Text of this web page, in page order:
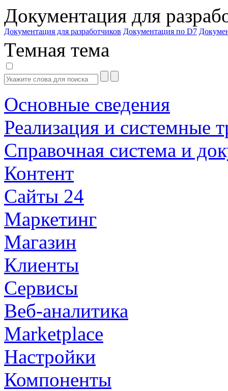
Документация для
Документация для разработчиков Документация по D7
Темная тема
Основные сведения
Реализация и системные
Справочная система и
Контент
Сайты 24
Маркетинг
Магазин
Клиенты
Сервисы
Веб-аналитика
Marketplace
Настройки
Компоненты